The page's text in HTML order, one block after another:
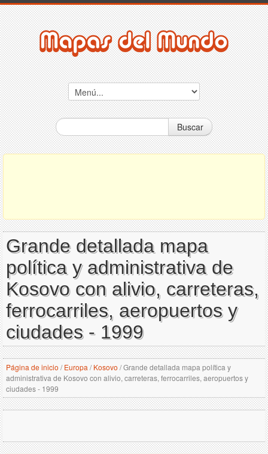
Buscar
Grande detallada mapa
política y administrativa de
Kosovo con alivio, carreteras,
ferrocarriles, aeropuertos y
ciudades - 1999
Página de inicio / Europa / Kosovo /Grande detallada mapa política y
administrativa de Kosovo con alivio, carreteras, ferrocarriles, aeropuertos y
ciudades - 1999